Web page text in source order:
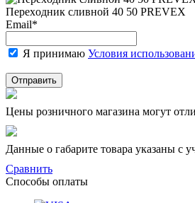
Пepeхoдник сливнoй 40 50 PREVEX
Email*
Я принимаю Условия
Отправить
Цены розничного магазина могут
Данные о габарите товара указаны с
Сравнить
Способы оплаты